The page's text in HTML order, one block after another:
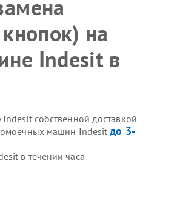
на
Indesit в
собственной доставкой
машин Indesitдо 3-
в течении часа